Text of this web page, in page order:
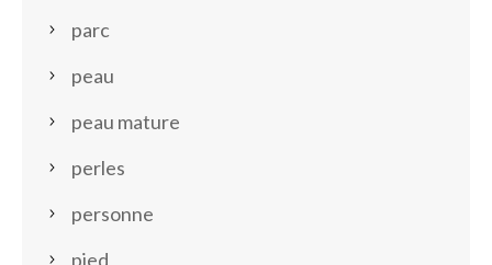
parc
peau
peau mature
perles
personne
pied